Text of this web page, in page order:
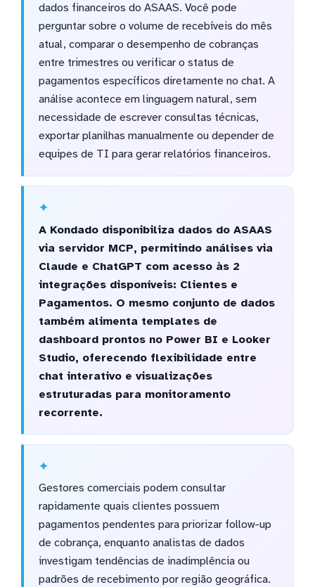
dados financeiros do ASAAS. Você pode
perguntar sobre o volume de recebíveis do mês
atual, comparar o desempenho de cobranças
entre trimestres ou verificar o status de
pagamentos específicos diretamente no chat. A
análise acontece em linguagem natural, sem
necessidade de escrever consultas técnicas,
exportar planilhas manualmente ou depender de
equipes de TI para gerar relatórios financeiros.
A Kondado disponibiliza dados do ASAAS
via servidor MCP, permitindo análises via
Claude e ChatGPT com acesso às 2
integrações disponíveis: Clientes e
Pagamentos. O mesmo conjunto de dados
também alimenta templates de
dashboard prontos no Power BI e Looker
Studio, oferecendo flexibilidade entre
chat interativo e visualizações
estruturadas para monitoramento
recorrente.
Gestores comerciais podem consultar
rapidamente quais clientes possuem
pagamentos pendentes para priorizar follow-up
de cobrança, enquanto analistas de dados
investigam tendências de inadimplência ou
padrões de recebimento por região geográfica.